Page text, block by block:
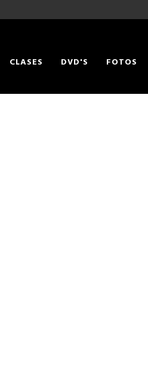
CLASES DVD'S FOTOS